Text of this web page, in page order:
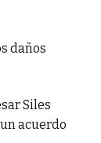
daños
Siles
acuerdo